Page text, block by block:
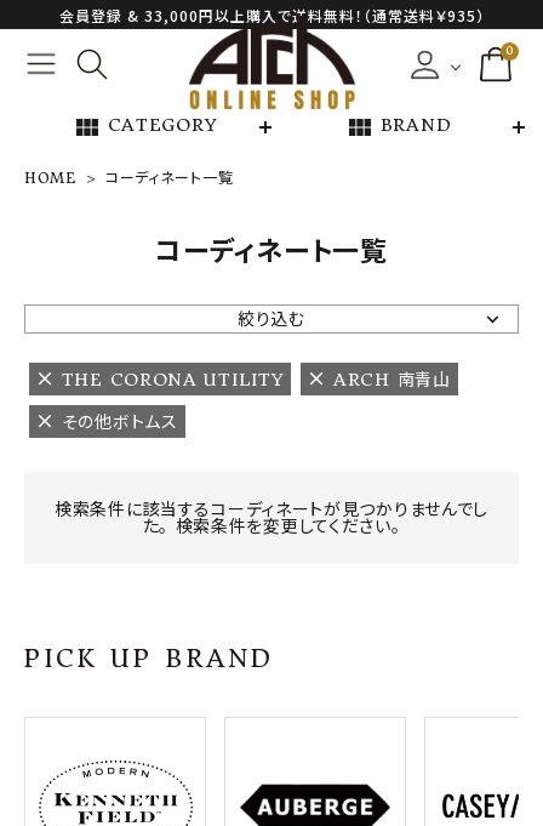
会員登録 & 33,000円以上購入で送料無料！（通常送料￥935）
0
view_module CATEGORY view_module BRAND
NEW ARRIVAL
ARCH EXCLUSIVE
BRAND
CATEGORY
プライバシーポリシー
特定商取引法について
お問い合わせ
HOME コーディネート一覧
コーディネート一覧
絞り込む
THE CORONA UTILITY
ARCH 南青山
その他ボトムス
検索条件に該当するコーディネートが見つかりませんでし
た。 検索条件を変更してください。
PICK UP BRAND